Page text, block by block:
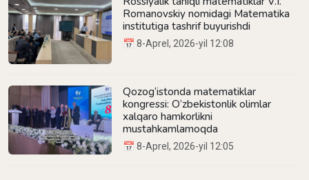
Romanovskiy nomidagi Matematika
institutiga tashrif buyurishdi
📅 8-Aprel, 2026-yil 12:08
Qozog‘istonda matematiklar
kongressi: O‘zbekistonlik olimlar
xalqaro hamkorlikni
mustahkamlamoqda
📅 8-Aprel, 2026-yil 12:05